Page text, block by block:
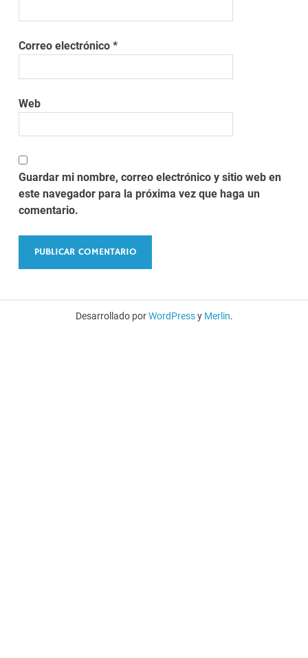
Correo electrónico*
Web
Guardar mi nombre, correo electrónico y sitio web en
este navegador para la próxima vez que haga un
comentario.
Desarrollado porWordPressy Merlin.